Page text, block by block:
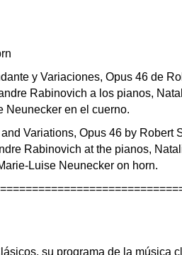
y Variaciones, Opus 46 de
Rabinovich a los pianos,
Neunecker en el cuerno.
Variations, Opus 46 by Robert
Rabinovich at the pianos,
Luise Neunecker on horn.
su programa de la música